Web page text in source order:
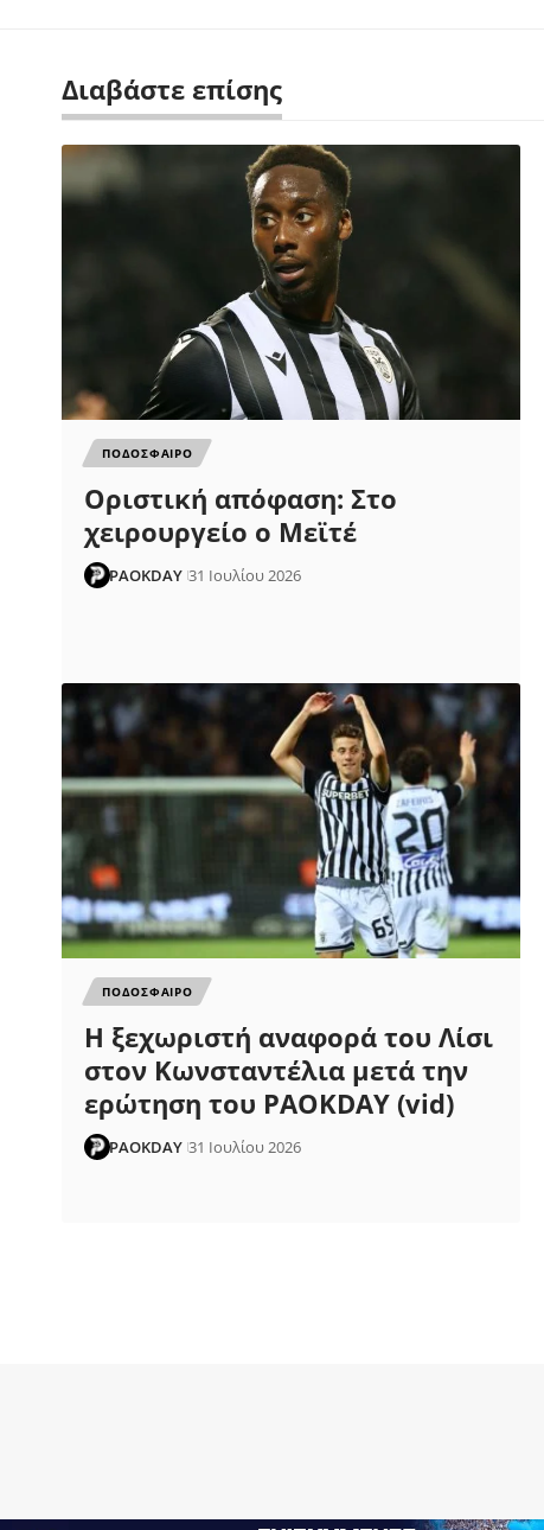
Διαβάστε επίσης
ΠΟΔΟΣΦΑΙΡΟ
Οριστική απόφαση: Στο
χειρουργείο ο Μεϊτέ
PAOKDAY 31 Ιουλίου 2026
ΠΟΔΟΣΦΑΙΡΟ
Η ξεχωριστή αναφορά του Λίσι
στον Κωνσταντέλια μετά την
ερώτηση του PAOKDAY (vid)
PAOKDAY 31 Ιουλίου 2026